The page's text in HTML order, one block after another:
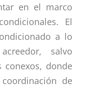
en el marco
El
a lo
salvo
conexos, donde
de